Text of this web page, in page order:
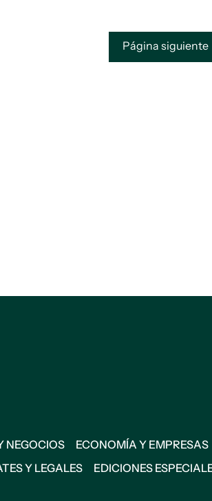
Página siguiente
NEGOCIOS ECONOMÍA Y EMPRESAS
Y LEGALES EDICIONES